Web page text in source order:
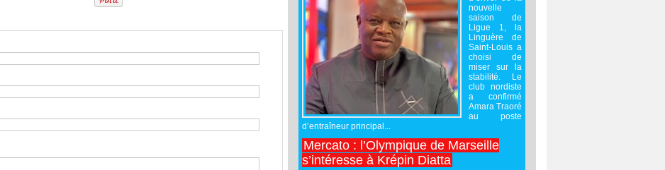
nouvelle
saison de
Ligue 1, la
Linguère de
Saint-Louis a
choisi de
miser sur la
stabilité. Le
club nordiste
a confirmé
Amara Traoré
au poste
d’entraîneur principal...
Mercato : l’Olympique de Marseille
s’intéresse à Krépin Diatta